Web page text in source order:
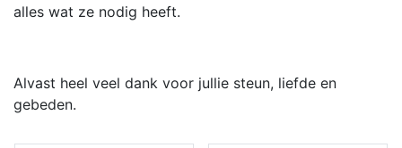
alles wat ze nodig heeft.
Alvast heel veel dank voor jullie steun, liefde en
gebeden.